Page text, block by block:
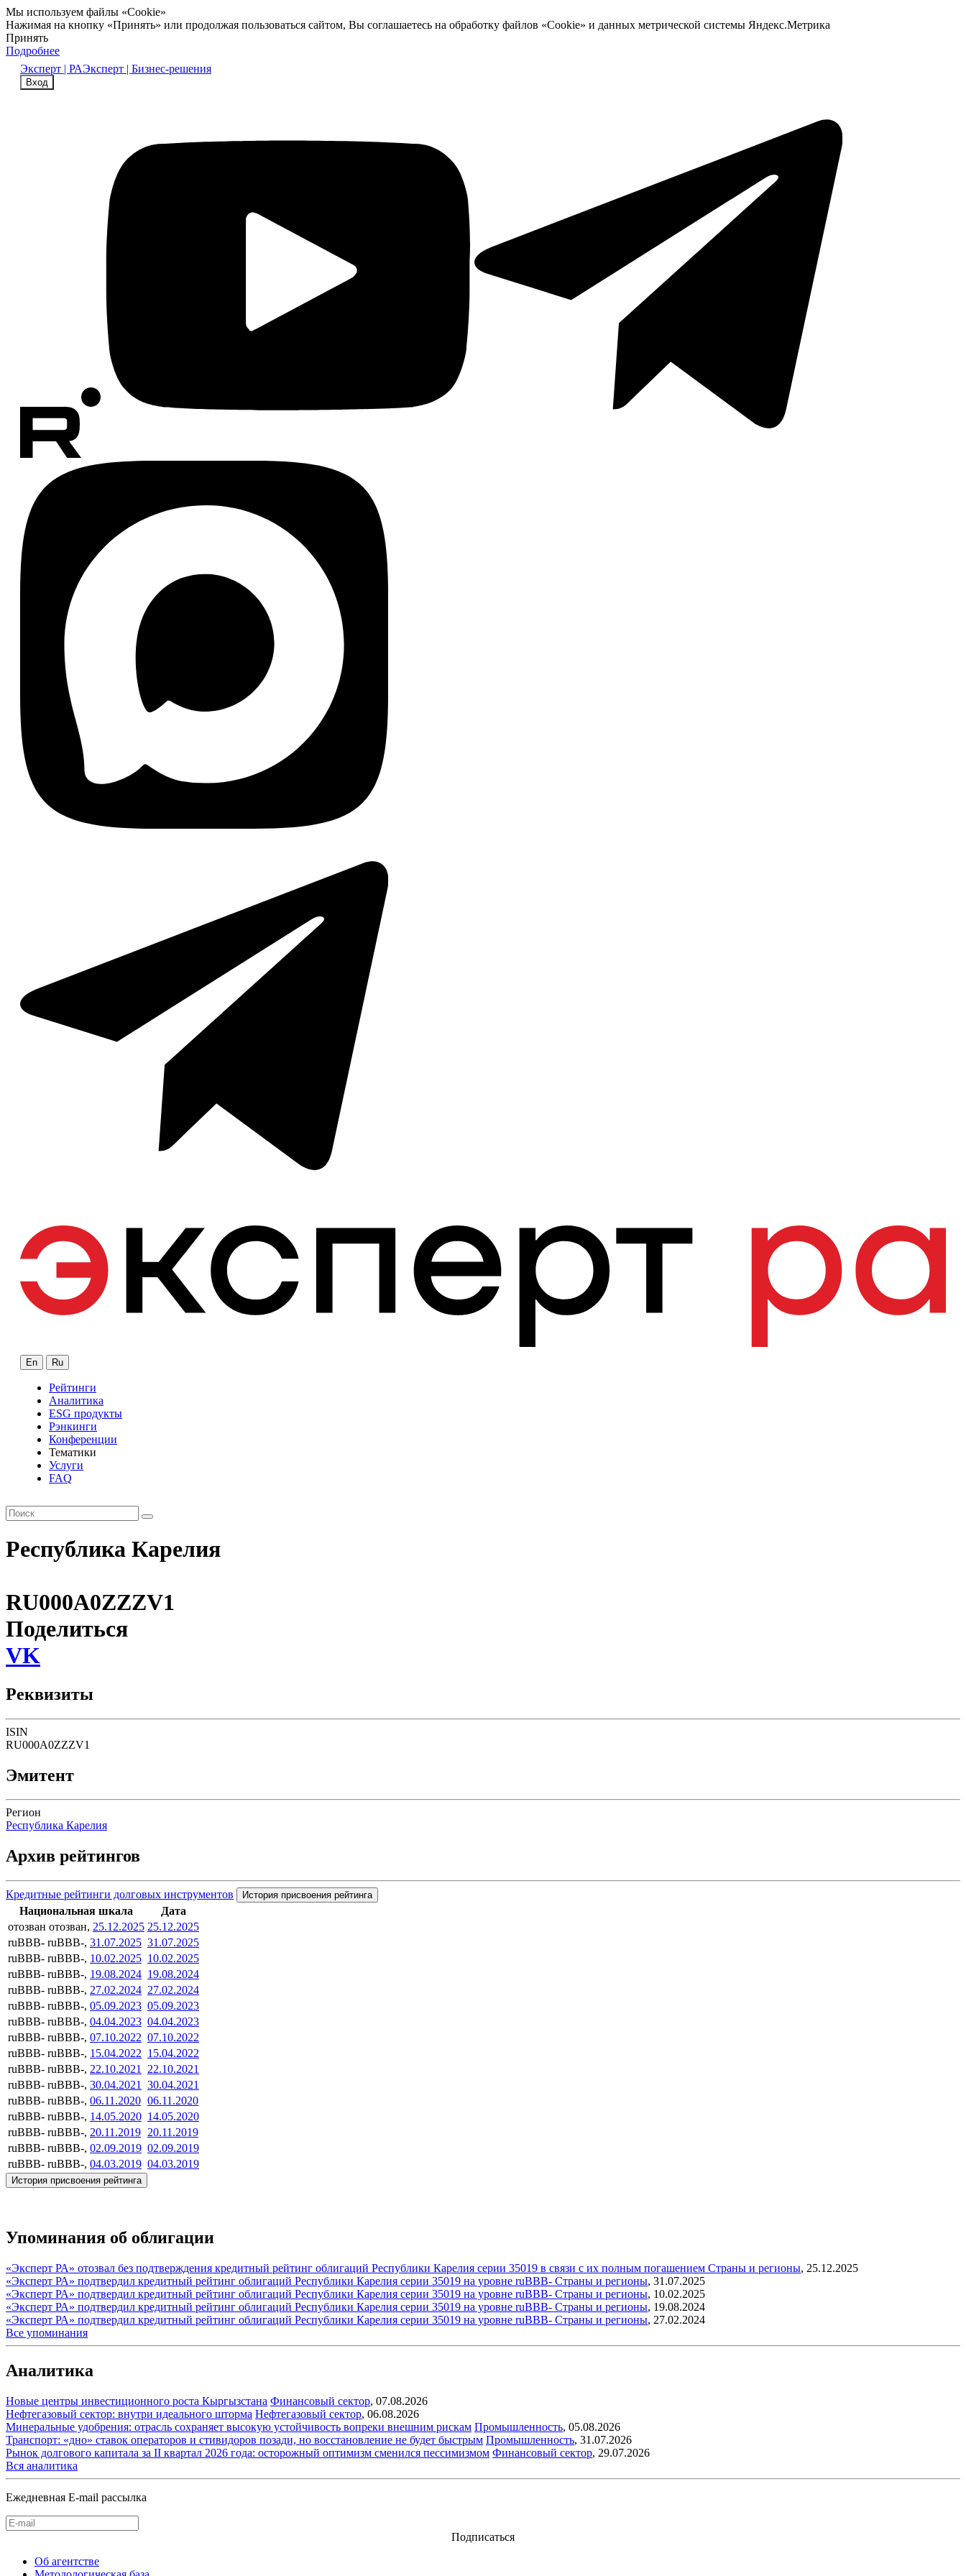
Мы используем файлы «Cookie»
Нажимая на кнопку «Принять» или продолжая пользоваться сайтом, Вы соглашаетесь на обработку файлов «Cookie» и данных метрической системы Яндекс.Метрика
Принять
Подробнее
Эксперт | РАЭксперт | Бизнес-решения
Вход
En Ru
Рейтинги
Аналитика
ESG продукты
Рэнкинги
Конференции
Тематики
Услуги
FAQ
Республика Карелия
RU000A0ZZZV1
Поделиться
VK
Реквизиты
ISIN
RU000A0ZZZV1
Эмитент
Регион
Республика Карелия
Архив рейтингов
Кредитные рейтинги долговых инструментов История присвоения рейтинга
Национальная шкала
Дата
отозван отозван, 25.12.2025 25.12.2025
ruBBB- ruBBB-, 31.07.2025 31.07.2025
ruBBB- ruBBB-, 10.02.2025 10.02.2025
ruBBB- ruBBB-, 19.08.2024 19.08.2024
ruBBB- ruBBB-, 27.02.2024 27.02.2024
ruBBB- ruBBB-, 05.09.2023 05.09.2023
ruBBB- ruBBB-, 04.04.2023 04.04.2023
ruBBB- ruBBB-, 07.10.2022 07.10.2022
ruBBB- ruBBB-, 15.04.2022 15.04.2022
ruBBB- ruBBB-, 22.10.2021
22.10.2021
ruBBB- ruBBB-, 30.04.2021
30.04.2021
ruBBB- ruBBB-, 06.11.2020 06.11.2020
ruBBB- ruBBB-, 14.05.2020 14.05.2020
ruBBB- ruBBB-, 20.11.2019 20.11.2019
ruBBB- ruBBB-, 02.09.2019 02.09.2019
ruBBB- ruBBB-, 04.03.2019 04.03.2019
История присвоения рейтинга
Упоминания об облигации
«Эксперт РА» отозвал без подтверждения кредитный рейтинг облигаций Республики Карелия серии 35019 в связи с их полным погашением Страны и регионы, 25.12.2025
«Эксперт РА» подтвердил кредитный рейтинг облигаций Республики Карелия серии 35019 на уровне ruBBB- Страны и регионы, 31.07.2025
«Эксперт РА» подтвердил кредитный рейтинг облигаций Республики Карелия серии 35019 на уровне ruBBB- Страны и регионы, 10.02.2025
«Эксперт РА» подтвердил кредитный рейтинг облигаций Республики Карелия серии 35019 на уровне ruBBB- Страны и регионы, 19.08.2024
«Эксперт РА» подтвердил кредитный рейтинг облигаций Республики Карелия серии 35019 на уровне ruBBB- Страны и регионы, 27.02.2024
Все упоминания
Аналитика
Новые центры инвестиционного роста Кыргызстана Финансовый сектор, 07.08.2026
Нефтегазовый сектор: внутри идеального шторма Нефтегазовый сектор, 06.08.2026
Минеральные удобрения: отрасль сохраняет высокую устойчивость вопреки внешним рискам Промышленность, 05.08.2026
Транспорт: «дно» ставок операторов и стивидоров позади, но восстановление не будет быстрым Промышленность, 31.07.2026
Рынок долгового капитала за II квартал 2026 года: осторожный оптимизм сменился пессимизмом Финансовый сектор, 29.07.2026
Вся аналитика
Ежедневная E-mail рассылка
Подписаться
Об агентстве